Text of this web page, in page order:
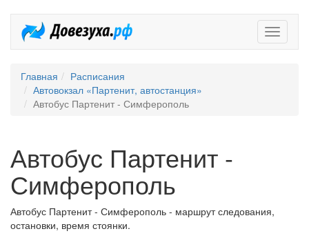
Главная
Расписания
Автовокзал «Партенит, автостанция»
Автобус Партенит - Симферополь
Автобус Партенит -
Симферополь
Автобус Партенит - Симферополь - маршрут следования,
остановки, время стоянки.